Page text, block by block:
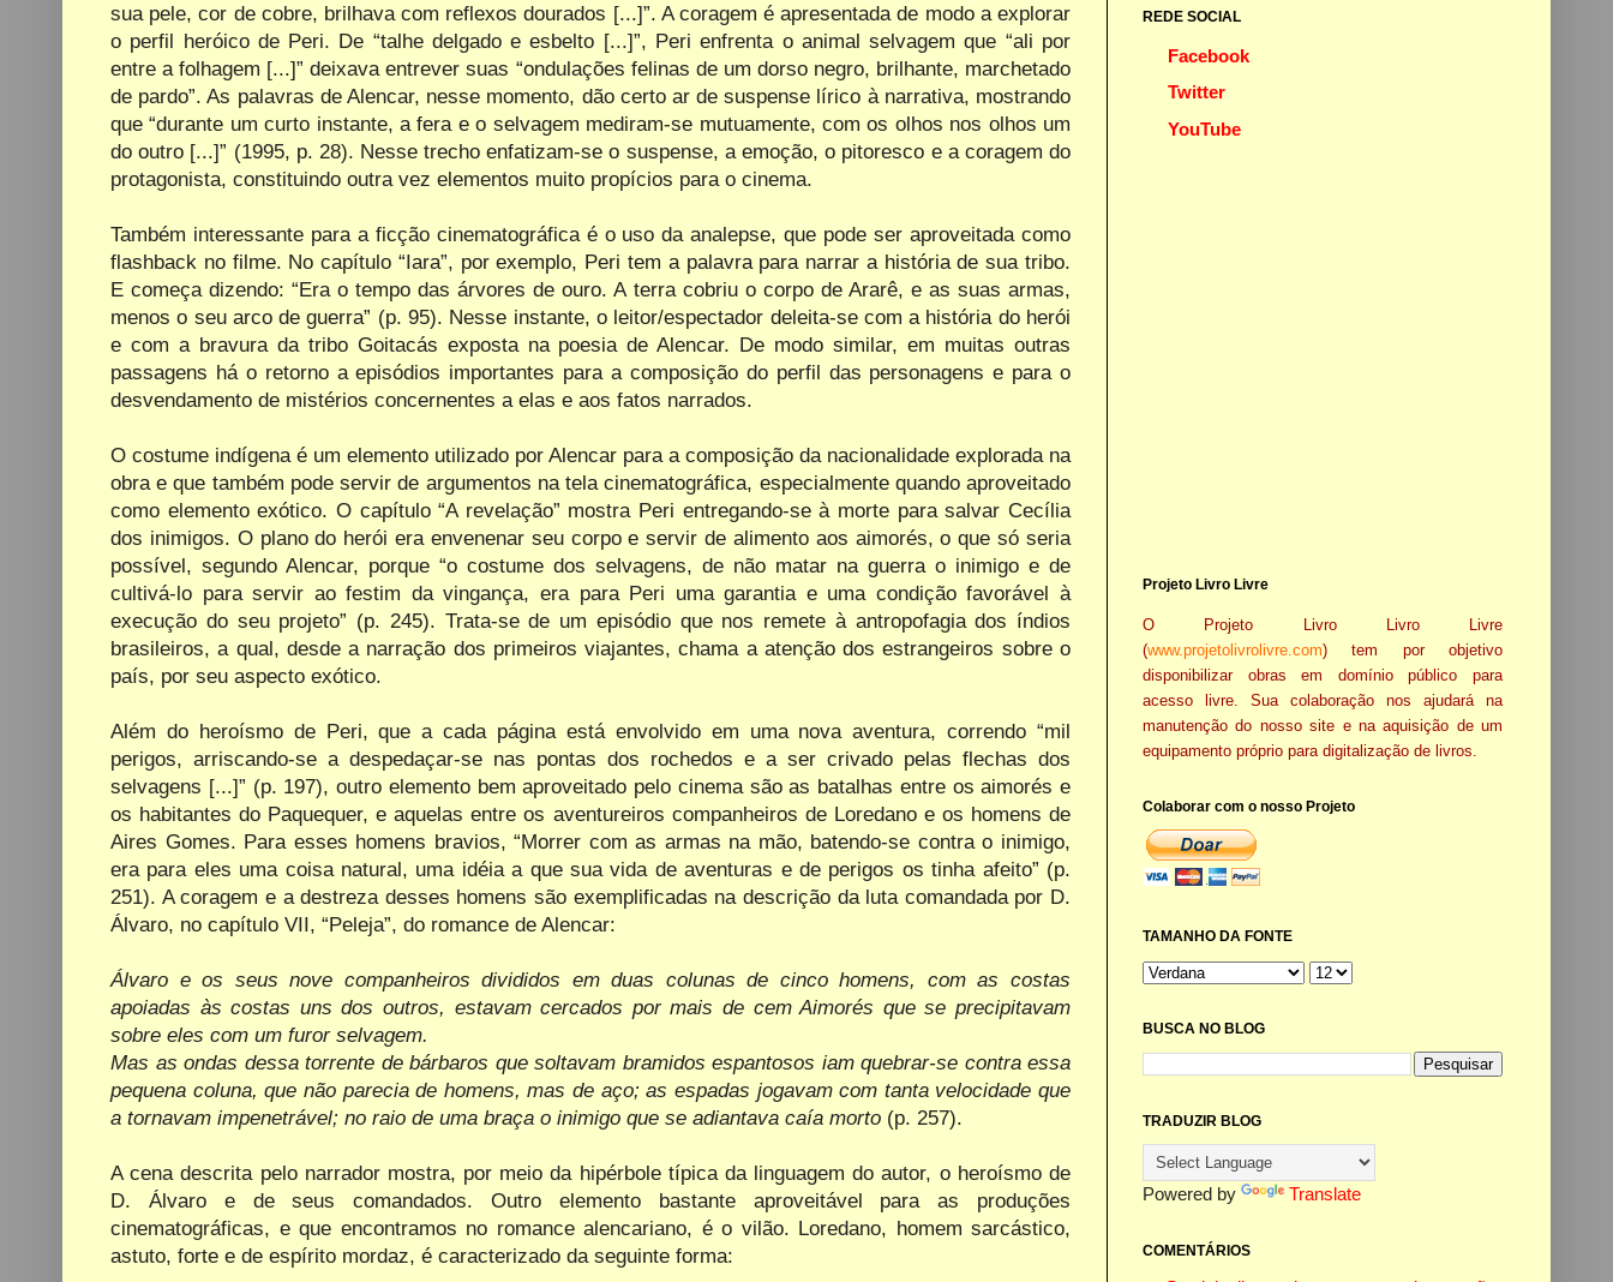
sua pele, cor de cobre, brilhava com reflexos dourados [...]”. A coragem é apresentada de modo a explorar
o perfil heróico de Peri. De “talhe delgado e esbelto [...]”, Peri enfrenta o animal selvagem que “ali por
entre a folhagem [...]” deixava entrever suas “ondulações felinas de um dorso negro, brilhante, marchetado
de pardo”. As palavras de Alencar, nesse momento, dão certo ar de suspense lírico à narrativa, mostrando
que “durante um curto instante, a fera e o selvagem mediram-se mutuamente, com os olhos nos olhos um
do outro [...]” (1995, p. 28). Nesse trecho enfatizam-se o suspense, a emoção, o pitoresco e a coragem do
protagonista, constituindo outra vez elementos muito propícios para o cinema.
Também interessante para a ficção cinematográfica é o uso da analepse, que pode ser aproveitada como
flashback no filme. No capítulo “Iara”, por exemplo, Peri tem a palavra para narrar a história de sua tribo.
E começa dizendo: “Era o tempo das árvores de ouro. A terra cobriu o corpo de Ararê, e as suas armas,
menos o seu arco de guerra” (p. 95). Nesse instante, o leitor/espectador deleita-se com a história do herói
e com a bravura da tribo Goitacás exposta na poesia de Alencar. De modo similar, em muitas outras
passagens há o retorno a episódios importantes para a composição do perfil das personagens e para o
desvendamento de mistérios concernentes a elas e aos fatos narrados.
O costume indígena é um elemento utilizado por Alencar para a composição da nacionalidade explorada na
obra e que também pode servir de argumentos na tela cinematográfica, especialmente quando aproveitado
como elemento exótico. O capítulo “A revelação” mostra Peri entregando-se à morte para salvar Cecília
dos inimigos. O plano do herói era envenenar seu corpo e servir de alimento aos aimorés, o que só seria
possível, segundo Alencar, porque “o costume dos selvagens, de não matar na guerra o inimigo e de
cultivá-lo para servir ao festim da vingança, era para Peri uma garantia e uma condição favorável à
execução do seu projeto” (p. 245). Trata-se de um episódio que nos remete à antropofagia dos índios
brasileiros, a qual, desde a narração dos primeiros viajantes, chama a atenção dos estrangeiros sobre o
país, por seu aspecto exótico.
Além do heroísmo de Peri, que a cada página está envolvido em uma nova aventura, correndo “mil
perigos, arriscando-se a despedaçar-se nas pontas dos rochedos e a ser crivado pelas flechas dos
selvagens [...]” (p. 197), outro elemento bem aproveitado pelo cinema são as batalhas entre os aimorés e
os habitantes do Paquequer, e aquelas entre os aventureiros companheiros de Loredano e os homens de
Aires Gomes. Para esses homens bravios, “Morrer com as armas na mão, batendo-se contra o inimigo,
era para eles uma coisa natural, uma idéia a que sua vida de aventuras e de perigos os tinha afeito” (p.
251). A coragem e a destreza desses homens são exemplificadas na descrição da luta comandada por D.
Álvaro, no capítulo VII, “Peleja”, do romance de Alencar:
Álvaro e os seus nove companheiros divididos em duas colunas de cinco homens, com as costas
apoiadas às costas uns dos outros, estavam cercados por mais de cem Aimorés que se precipitavam
sobre eles com um furor selvagem.
Mas as ondas dessa torrente de bárbaros que soltavam bramidos espantosos iam quebrar-se contra essa
pequena coluna, que não parecia de homens, mas de aço; as espadas jogavam com tanta velocidade que
a tornavam impenetrável; no raio de uma braça o inimigo que se adiantava caía morto (p. 257).
A cena descrita pelo narrador mostra, por meio da hipérbole típica da linguagem do autor, o heroísmo de
D. Álvaro e de seus comandados. Outro elemento bastante aproveitável para as produções
cinematográficas, e que encontramos no romance alencariano, é o vilão. Loredano, homem sarcástico,
astuto, forte e de espírito mordaz, é caracterizado da seguinte forma:
REDE SOCIAL
Facebook
Twitter
YouTube
Projeto Livro Livre
O Projeto Livro Livro Livre
(www.projetolivrolivre.com) tem por objetivo
disponibilizar obras em domínio público para
acesso livre. Sua colaboração nos ajudará na
manutenção do nosso site e na aquisição de um
equipamento próprio para digitalização de livros.
Colaborar com o nosso Projeto
TAMANHO DA FONTE
BUSCA NO BLOG
TRADUZIR BLOG
Powered by Translate
COMENTÁRIOS